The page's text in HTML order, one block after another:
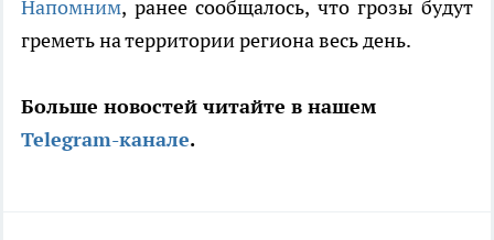
Напомним, ранее сообщалось, что грозы будут
греметь на территории региона весь день.
Больше новостей читайте в нашем
Telegram-канале.